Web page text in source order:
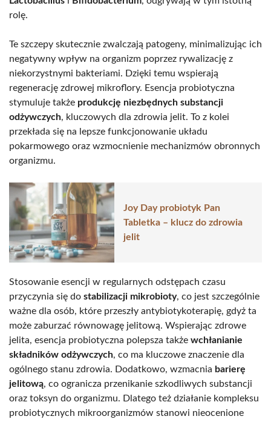
rolę.
Te szczepy skutecznie zwalczają patogeny, minimalizując ich
negatywny wpływ na organizm poprzez rywalizację z
niekorzystnymi bakteriami. Dzięki temu wspierają
regenerację zdrowej mikroflory. Esencja probiotyczna
stymuluje także produkcję niezbędnych substancji
odżywczych, kluczowych dla zdrowia jelit. To z kolei
przekłada się na lepsze funkcjonowanie układu
pokarmowego oraz wzmocnienie mechanizmów obronnych
organizmu.
Joy Day probiotyk Pan
Tabletka – klucz do zdrowia
jelit
Stosowanie esencji w regularnych odstępach czasu
przyczynia się do stabilizacji mikrobioty, co jest szczególnie
ważne dla osób, które przeszły antybiotykoterapię, gdyż ta
może zaburzać równowagę jelitową. Wspierając zdrowe
jelita, esencja probiotyczna polepsza także wchłanianie
składników odżywczych, co ma kluczowe znaczenie dla
ogólnego stanu zdrowia. Dodatkowo, wzmacnia barierę
jelitową, co ogranicza przenikanie szkodliwych substancji
oraz toksyn do organizmu. Dlatego też działanie kompleksu
probiotycznych mikroorganizmów stanowi nieocenione